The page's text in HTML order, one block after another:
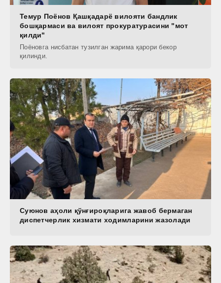
Темур Поёнов Қашқадарё вилояти бандлик
бошқармаси ва вилоят прокуратурасини "мот
қилди"
Поёновга нисбатан тузилган жарима қарори бекор
қилинди.
Суюнов аҳоли қўнғироқларига жавоб бермаган
диспетчерлик хизмати ходимларини жазолади